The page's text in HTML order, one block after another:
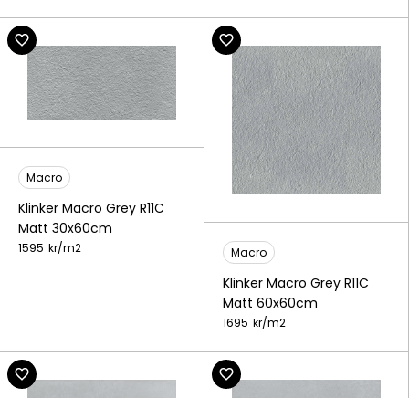
Macro
Klinker Macro Grey R11C
Matt 30x60cm
1595 kr/m2 Macro
Klinker Macro Grey R11C
Matt 60x60cm
1695 kr/m2